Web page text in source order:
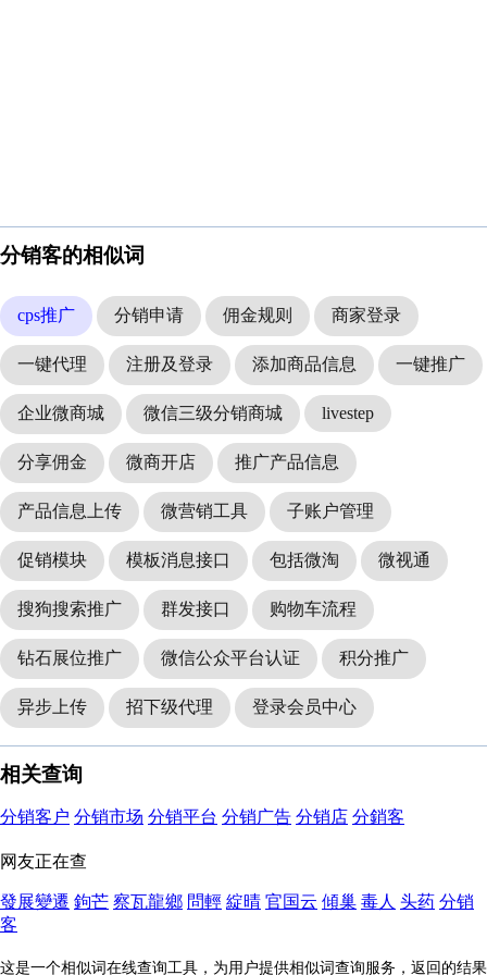
分销客的相似词
cps推广 分销申请 佣金规则 商家登录
一键代理 注册及登录 添加商品信息 一键推广
企业微商城 微信三级分销商城 livestep
分享佣金 微商开店 推广产品信息
产品信息上传 微营销工具 子账户管理
促销模块 模板消息接口 包括微淘 微视通
搜狗搜索推广 群发接口 购物车流程
钻石展位推广 微信公众平台认证 积分推广
异步上传 招下级代理 登录会员中心
相关查询
分销客户 分销市场 分销平台 分销广告 分销店 分銷客
网友正在查
發展變遷 鉤芒 察瓦龍鄉 問輕 綻晴 官国云 傾巢 毒人 头药 分销
客
这是一个相似词在线查询工具，为用户提供相似词查询服务，返回的结果